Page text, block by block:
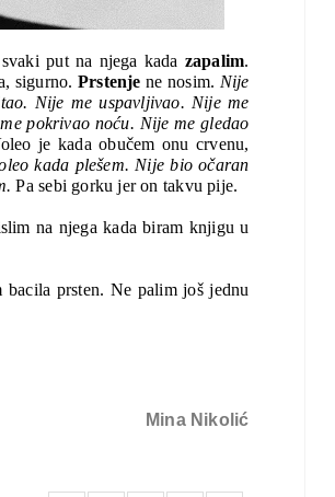
put na njega kada zapalim.
sigurno. Prstenje ne nosim. Nije
Nije me uspavljivao. Nije me
pokrivao noću. Nije me gledao
je kada obučem onu crvenu,
kada plešem. Nije bio očaran
Pa sebi gorku jer on takvu pije.
na njega kada biram knjigu u
prsten. Ne palim još jednu
Mina Nikolić